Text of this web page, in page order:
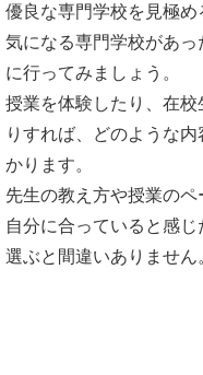
優良な専門学校を見極め
気になる専門学校があ
に行ってみましょう。
授業を体験したり、在
りすれば、どのような
かります。
先生の教え方や授業の
自分に合っていると感
選ぶと間違いありません